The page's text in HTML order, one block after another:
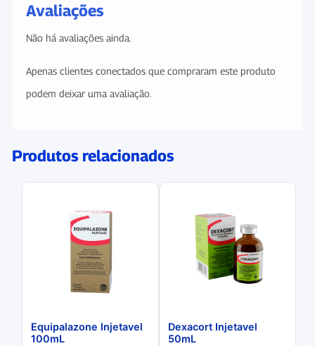
Avaliações
Não há avaliações ainda.
Apenas clientes conectados que compraram este produto
podem deixar uma avaliação.
Produtos relacionados
Equipalazone Injetavel
100mL
Dexacort Injetavel
50mL